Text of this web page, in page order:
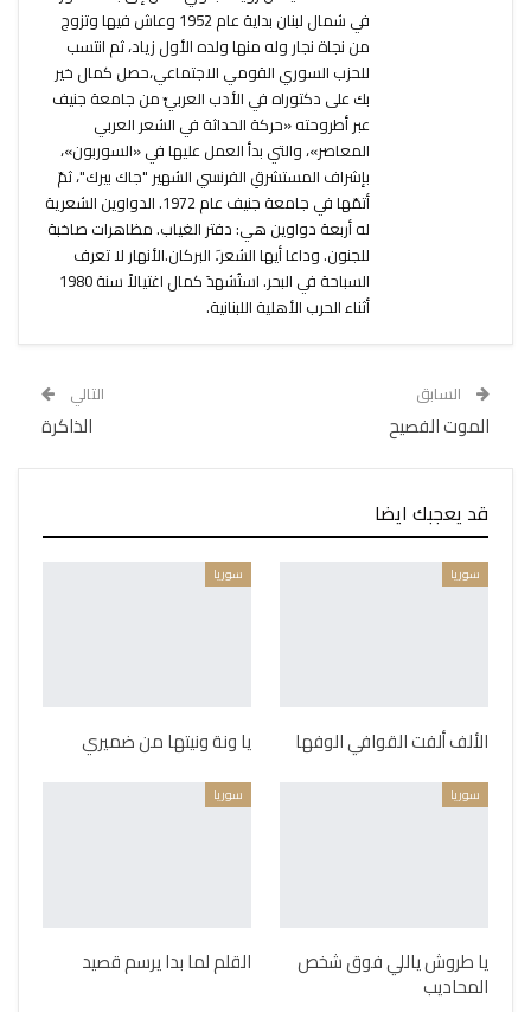
في شمال لبنان بداية عام 1952 وعاش فيها وتزوج
من نجاة نجار وله منها ولده الأول زياد، ثم انتسب
للحزب السوري القومي الاجتماعي،حصل كمال خير
بك على دكتوراه في الأدب العربيِّ من جامعة جنيف
عبر أطروحته «حركة الحداثة في الشعر العربي
المعاصر»، والتي بدأ العمل عليها في «السوربون»،
بإشراف المستشرقِ الفرنسي الشهير "جاك بيرك"، ثمّ
أتمّها في جامعة جنيف عام 1972. الدواوين الشعرية
له أربعة دواوين هي: دفتر الغياب. مظاهرات صاخبة
للجنون. وداعا أيها الشعر.َ البركان.الأنهار لا تعرف
السباحة في البحر. استُشهدَ كمال اغتيالاً سنة 1980
أثناء الحرب الأهلية اللبنانية.
السابق
الموت الفصيح
التالي
الذاكرة
قد يعجبك ايضا
سوريا
الألف ألفت القوافي الوفها
سوريا
يا ونة ونيتها من ضميري
سوريا
يا طروش ياللي فوق شخص
المحاديب
سوريا
القلم لما بدا يرسم قصيد